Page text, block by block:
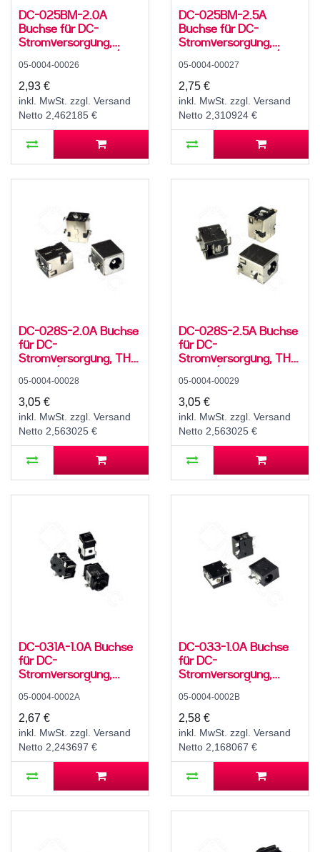
DC-025BM-2.0A
Buchse für DC-
Stromversorgung,
Lötfahnen, für 5,5 /
2,1mm Hohlstecker, 30
V, 500 mA, 0°, -20..70
°C, C8
05-0004-00026
2,93 €
inkl. MwSt. zzgl. Versand
Netto 2,462185 €
DC-025BM-2.5A
Buchse für DC-
Stromversorgung,
Lötfahnen, für 5,5 / 2,5
mm Hohlstecker, 30 V,
500 mA, 0°, -20..70 °C,
C8
05-0004-00027
2,75 €
inkl. MwSt. zzgl. Versand
Netto 2,310924 €
DC-028S-2.0A Buchse
für DC-
Stromversorgung, THT,
für 5,5 / 2,1 mm
Hohlstecker, 24 V, 5 A,
90°, -20..70 °C
05-0004-00028
3,05 €
inkl. MwSt. zzgl. Versand
Netto 2,563025 €
DC-028S-2.5A Buchse
für DC-
Stromversorgung, THT,
für 5,5 / 2,5 mm
Hohlstecker, 24 V, 5 A,
90°, -20..70 °C
05-0004-00029
3,05 €
inkl. MwSt. zzgl. Versand
Netto 2,563025 €
DC-031A-1.0A Buchse
für DC-
Stromversorgung,
SMD, für 3,5 / 1,1 mm
Hohlstecker, 30 V, 500
mA, 90°, -20..70 °C
05-0004-0002A
2,67 €
inkl. MwSt. zzgl. Versand
Netto 2,243697 €
DC-033-1.0A Buchse
für DC-
Stromversorgung,
SMD, für 3,5 / 1,1 mm
Hohlstecker, 30 V, 500
mA, 90°, -20..70 °C
05-0004-0002B
2,58 €
inkl. MwSt. zzgl. Versand
Netto 2,168067 €